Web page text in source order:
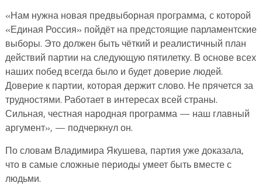
«Нам нужна новая предвыборная программа, с которой
«Единая Россия» пойдёт на предстоящие парламентские
выборы. Это должен быть чёткий и реалистичный план
действий партии на следующую пятилетку. В основе всех
наших побед всегда было и будет доверие людей.
Доверие к партии, которая держит слово. Не прячется за
трудностями. Работает в интересах всей страны.
Сильная, честная народная программа — наш главный
аргумент», — подчеркнул он.
По словам Владимира Якушева, партия уже доказала,
что в самые сложные периоды умеет быть вместе с
людьми.